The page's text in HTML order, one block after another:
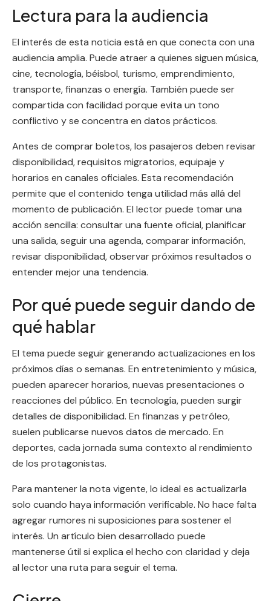
Lectura para la audiencia
El interés de esta noticia está en que conecta con una
audiencia amplia. Puede atraer a quienes siguen música,
cine, tecnología, béisbol, turismo, emprendimiento,
transporte, finanzas o energía. También puede ser
compartida con facilidad porque evita un tono
conflictivo y se concentra en datos prácticos.
Antes de comprar boletos, los pasajeros deben revisar
disponibilidad, requisitos migratorios, equipaje y
horarios en canales oficiales. Esta recomendación
permite que el contenido tenga utilidad más allá del
momento de publicación. El lector puede tomar una
acción sencilla: consultar una fuente oficial, planificar
una salida, seguir una agenda, comparar información,
revisar disponibilidad, observar próximos resultados o
entender mejor una tendencia.
Por qué puede seguir dando de
qué hablar
El tema puede seguir generando actualizaciones en los
próximos días o semanas. En entretenimiento y música,
pueden aparecer horarios, nuevas presentaciones o
reacciones del público. En tecnología, pueden surgir
detalles de disponibilidad. En finanzas y petróleo,
suelen publicarse nuevos datos de mercado. En
deportes, cada jornada suma contexto al rendimiento
de los protagonistas.
Para mantener la nota vigente, lo ideal es actualizarla
solo cuando haya información verificable. No hace falta
agregar rumores ni suposiciones para sostener el
interés. Un artículo bien desarrollado puede
mantenerse útil si explica el hecho con claridad y deja
al lector una ruta para seguir el tema.